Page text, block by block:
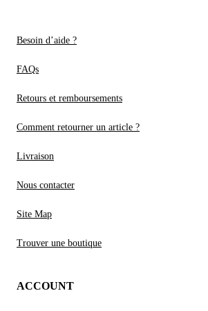
Besoin d’aide ?
FAQs
Retours et remboursements
Comment retourner un article ?
Livraison
Nous contacter
Site Map
Trouver une boutique
ACCOUNT